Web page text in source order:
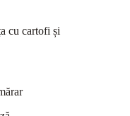
cu cartofi și